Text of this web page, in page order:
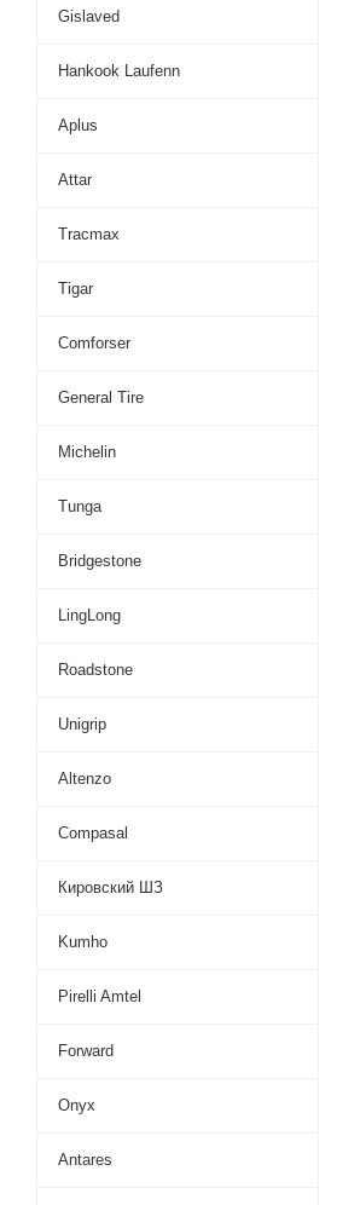
Gislaved
Hankook Laufenn
Aplus
Attar
Tracmax
Tigar
Comforser
General Tire
Michelin
Tunga
Bridgestone
LingLong
Roadstone
Unigrip
Altenzo
Compasal
Кировский ШЗ
Kumho
Pirelli Amtel
Forward
Onyx
Antares